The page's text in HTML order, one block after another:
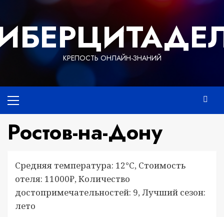
содержимому
КРЕПОСТЬ ОНЛАЙН-ЗНАНИЙ
меню
Ростов-на-Дону
Средняя температура: 12°C, Стоимость
отеля: 11000₽, Количество
достопримечательностей: 9, Лучший сезон:
лето